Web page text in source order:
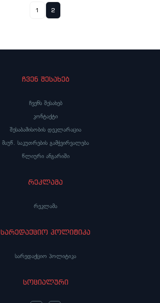
1 2
ჩვენ შესახებ
ჩვენს შესახებ
კონტაქტი
შესაბამისობის დეკლარაცია
მაუწ. საკუთრების გამჭვირვალება
წლიური ანგარიში
რეკლამა
რეკლამა
სარედაქციო პოლიტიკა
სარედაქციო პოლიტიკა
სოციალური